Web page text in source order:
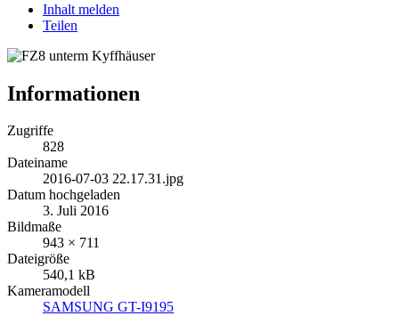
Inhalt melden
Teilen
Informationen
Zugriffe
828
Dateiname
2016-07-03 22.17.31.jpg
Datum hochgeladen
3. Juli 2016
Bildmaße
943 × 711
Dateigröße
540,1 kB
Kameramodell
SAMSUNG GT-I9195